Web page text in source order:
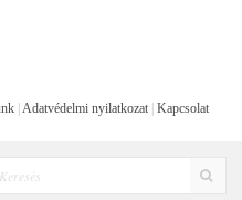
Adatvédelmi nyilatkozat Kapcsolat